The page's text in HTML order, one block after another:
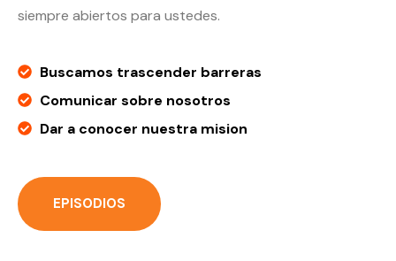
siempre abiertos para ustedes.
Buscamos trascender barreras
Comunicar sobre nosotros
Dar a conocer nuestra mision
EPISODIOS